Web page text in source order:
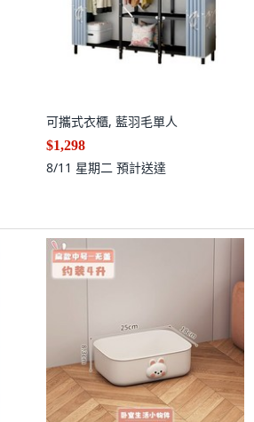
可攜式衣櫃, 藍羽毛單人
$1,298
8/11 星期二 預計送達